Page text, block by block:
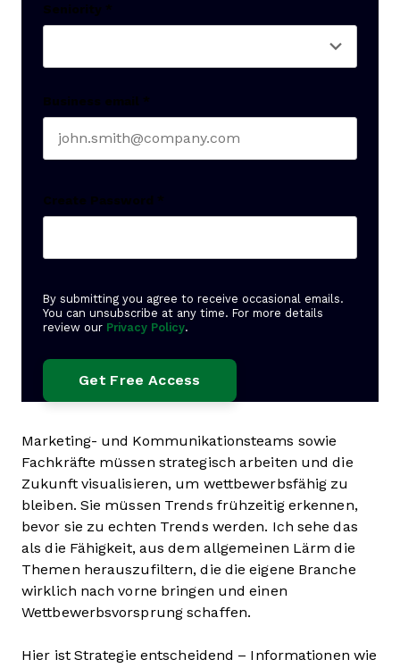
Seniority *
Business email *
Create Password *
By submitting you agree to receive occasional emails.
You can unsubscribe at any time. For more details
review our Privacy Policy.
Marketing- und Kommunikationsteams sowie
Fachkräfte müssen strategisch arbeiten und die
Zukunft visualisieren, um wettbewerbsfähig zu
bleiben. Sie müssen Trends frühzeitig erkennen,
bevor sie zu echten Trends werden. Ich sehe das
als die Fähigkeit, aus dem allgemeinen Lärm die
Themen herauszufiltern, die die eigene Branche
wirklich nach vorne bringen und einen
Wettbewerbsvorsprung schaffen.
Hier ist Strategie entscheidend – Informationen wie